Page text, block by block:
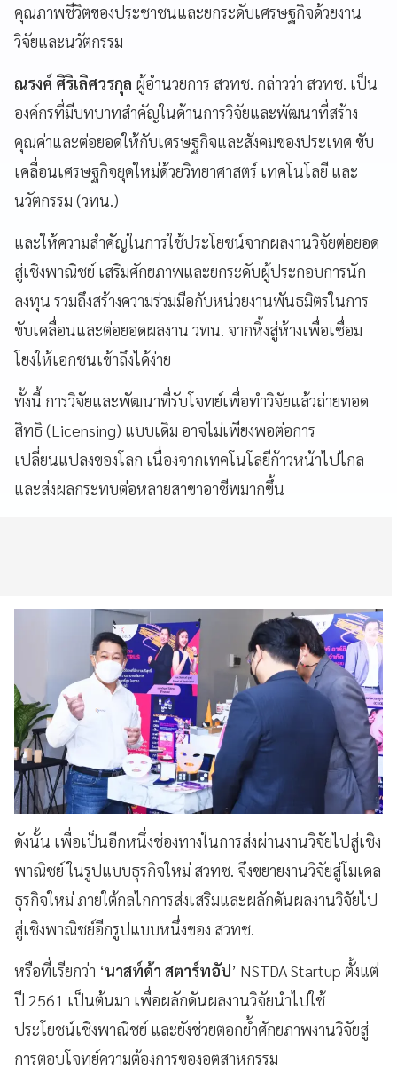
คุณภาพชีวิตของประชาชนและยกระดับเศรษฐกิจด้วยงาน
วิจัยและนวัตกรรม
ณรงค์ ศิริเลิศวรกุล ผู้อำนวยการ สวทช. กล่าวว่า สวทช. เป็น
องค์กรที่มีบทบาทสำคัญในด้านการวิจัยและพัฒนาที่สร้าง
คุณค่าและต่อยอดให้กับเศรษฐกิจและสังคมของประเทศ ขับ
เคลื่อนเศรษฐกิจยุคใหม่ด้วยวิทยาศาสตร์ เทคโนโลยี และ
นวัตกรรม (วทน.)
และให้ความสำคัญในการใช้ประโยชน์จากผลงานวิจัยต่อยอด
สู่เชิงพาณิชย์ เสริมศักยภาพและยกระดับผู้ประกอบการนัก
ลงทุน รวมถึงสร้างความร่วมมือกับหน่วยงานพันธมิตรในการ
ขับเคลื่อนและต่อยอดผลงาน วทน. จากหิ้งสู่ห้างเพื่อเชื่อม
โยงให้เอกชนเข้าถึงได้ง่าย
ทั้งนี้ การวิจัยและพัฒนาที่รับโจทย์เพื่อทำวิจัยแล้วถ่ายทอด
สิทธิ (Licensing) แบบเดิม อาจไม่เพียงพอต่อการ
เปลี่ยนแปลงของโลก เนื่องจากเทคโนโลยีก้าวหน้าไปไกล
และส่งผลกระทบต่อหลายสาขาอาชีพมากขึ้น
ดังนั้น เพื่อเป็นอีกหนึ่งช่องทางในการส่งผ่านงานวิจัยไปสู่เชิง
พาณิชย์ ในรูปแบบธุรกิจใหม่ สวทช. จึงขยายงานวิจัยสู่โมเดล
ธุรกิจใหม่ ภายใต้กลไกการส่งเสริมและผลักดันผลงานวิจัยไป
สู่เชิงพาณิชย์อีกรูปแบบหนึ่งของ สวทช.
หรือที่เรียกว่า ‘นาสท์ด้า สตาร์ทอัป’ NSTDA Startup ตั้งแต่
ปี 2561 เป็นต้นมา เพื่อผลักดันผลงานวิจัยนำไปใช้
ประโยชน์เชิงพาณิชย์ และยังช่วยตอกย้ำศักยภาพงานวิจัยสู่
การตอบโจทย์ความต้องการของอุตสาหกรรม